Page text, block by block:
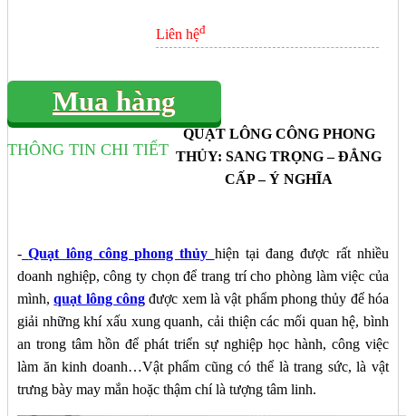
Liên hệđ
Mua hàng
THÔNG TIN CHI TIẾT
QUẠT LÔNG CÔNG PHONG
THỦY: SANG TRỌNG – ĐẲNG
CẤP – Ý NGHĨA
- Quạt lông công phong thủy hiện tại đang được rất nhiều
doanh nghiệp, công ty chọn để trang trí cho phòng làm việc của
mình,quạt lông công được xem là vật phẩm phong thủy để hóa
giải những khí xấu xung quanh, cải thiện các mối quan hệ, bình
an trong tâm hồn để phát triển sự nghiệp học hành, công việc
làm ăn kinh doanh…Vật phẩm cũng có thể là trang sức, là vật
trưng bày may mắn hoặc thậm chí là tượng tâm linh.